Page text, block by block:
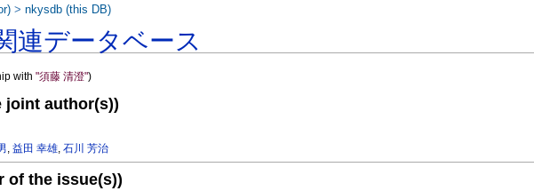
連データベース
with"須藤 清澄")
joint author(s))
,益田 幸雄,石川 芳治
of the issue(s))
>nkysdb (this DB)